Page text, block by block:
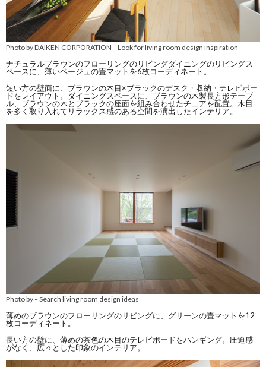
Photo by DAIKEN CORPORATION –Look for living room design inspiration
ナチュラルブラウンのフローリングのリビングダイニングのリビングス
ペースに、薄いベージュの畳マットを6枚コーディネート。
短い方の壁面に、ブラウンの木目×ブラックのデスク・収納・テレビボー
ドをレイアウト。ダイニングスペースに、ブラウンの木製長方形テーブ
ル、ブラウンの木とブラックの座面を組み合わせたチェアを配置。木目
を多く取り入れてリラックス感のある空間を演出したインテリア。
Photo by–Search living room design ideas
薄めのブラウンのフローリングのリビングに、グリーンの畳マットを12
枚コーディネート。
長い方の壁に、薄めの茶色の木目のテレビボードをハンギング。圧迫感
がなく、広々とした印象のインテリア。